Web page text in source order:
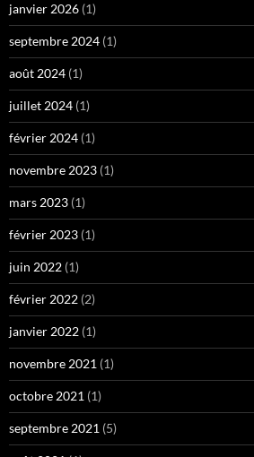
janvier 2026 (1)
septembre 2024 (1)
août 2024 (1)
juillet 2024 (1)
février 2024 (1)
novembre 2023 (1)
mars 2023 (1)
février 2023 (1)
juin 2022 (1)
février 2022 (2)
janvier 2022 (1)
novembre 2021 (1)
octobre 2021 (1)
septembre 2021 (5)